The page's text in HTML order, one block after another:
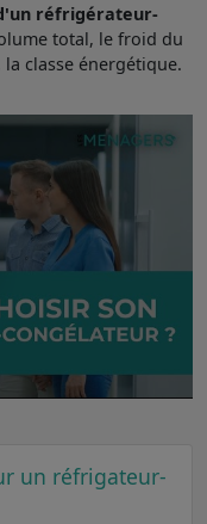
réfrigérateur-
total, le froid du
classe énergétique.
un réfrigateur-